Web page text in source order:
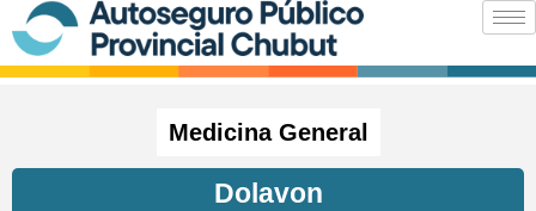
Ir
Medicina General
Dolavon